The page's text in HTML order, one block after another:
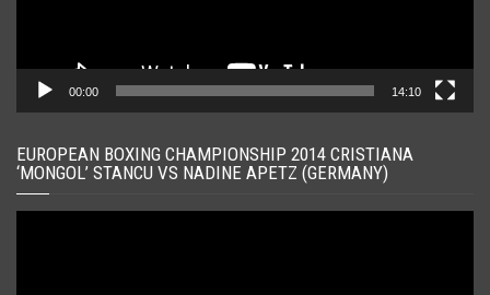
00:00 14:10
EUROPEAN BOXING CHAMPIONSHIP 2014 CRISTIANA
‘MONGOL’ STANCU VS NADINE APETZ (GERMANY)